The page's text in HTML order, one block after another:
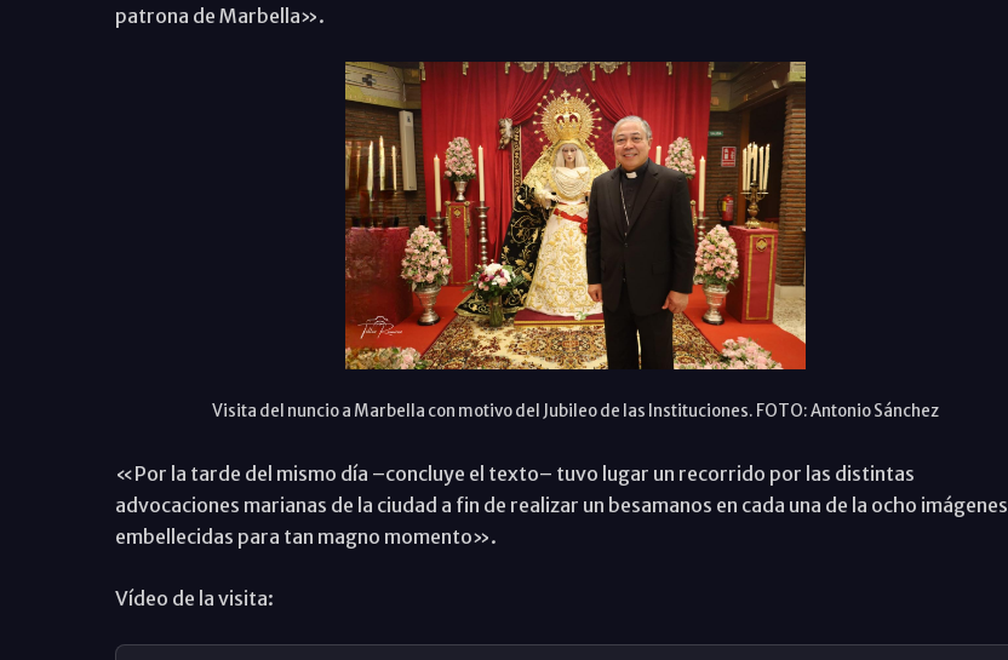
patrona de Marbella».
Visita del nuncio a Marbella con motivo del Jubileo de las Instituciones. FOTO: Antonio Sánchez
«Por la tarde del mismo día –concluye el texto– tuvo lugar un recorrido por las distintas
advocaciones marianas de la ciudad a fin de realizar un besamanos en cada una de la ocho imágenes
embellecidas para tan magno momento».
Vídeo de la visita: